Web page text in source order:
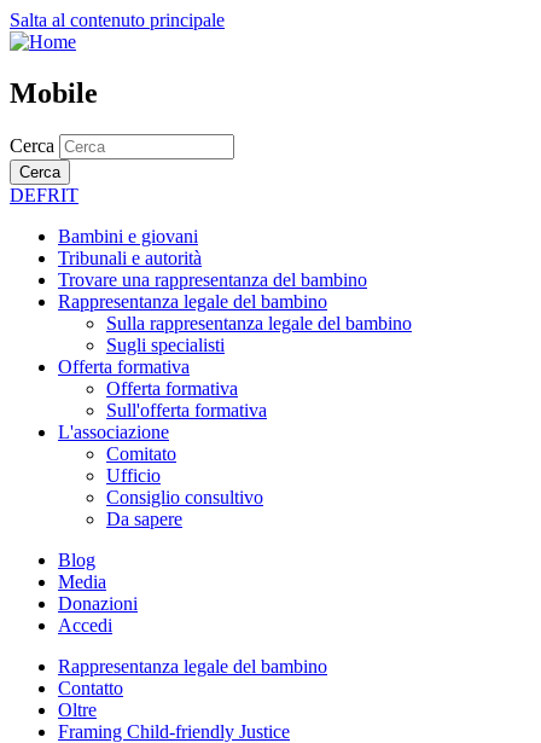
Salta al contenuto principale
Mobile
Cerca
Cerca
DEFRIT
Bambini e giovani
Tribunali e autorità
Trovare una rappresentanza del bambino
Rappresentanza legale del bambino
Sulla rappresentanza legale del bambino
Sugli specialisti
Offerta formativa
Offerta formativa
Sull'offerta formativa
L'associazione
Comitato
Ufficio
Consiglio consultivo
Da sapere
Blog
Media
Donazioni
Accedi
Rappresentanza legale del bambino
Contatto
Oltre
Framing Child-friendly Justice